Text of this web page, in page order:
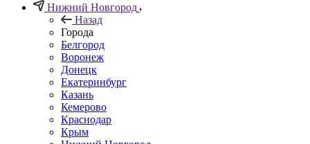
Нижний Новгород
Назад
Города
Белгород
Воронеж
Донецк
Екатеринбург
Казань
Кемерово
Краснодар
Крым